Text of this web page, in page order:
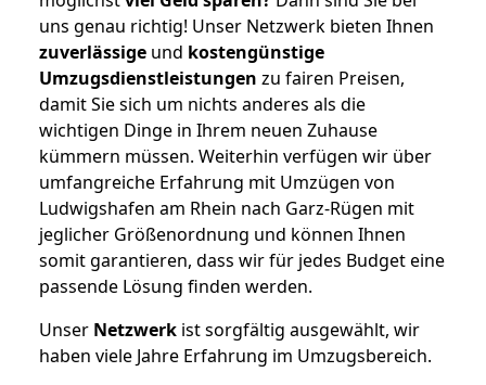
uns genau richtig! Unser Netzwerk bieten Ihnen
zuverlässige und kostengünstige
Umzugsdienstleistungen zu fairen Preisen,
damit Sie sich um nichts anderes als die
wichtigen Dinge in Ihrem neuen Zuhause
kümmern müssen. Weiterhin verfügen wir über
umfangreiche Erfahrung mit Umzügen von
Ludwigshafen am Rhein nach Garz-Rügen mit
jeglicher Größenordnung und können Ihnen
somit garantieren, dass wir für jedes Budget eine
passende Lösung finden werden.
Unser Netzwerk ist sorgfältig ausgewählt, wir
haben viele Jahre Erfahrung im Umzugsbereich.